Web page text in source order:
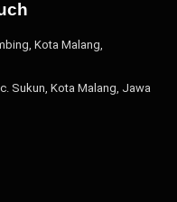
Kota Malang,
Sukun, Kota Malang, Jawa